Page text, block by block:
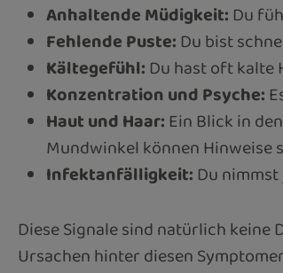
Anhaltende Müdigkeit: Du
Fehlende Puste: Du bist
Kältegefühl: Du hast oft kalte
Konzentration und Psyche:
Haut und Haar:Ein Blick in
Mundwinkel können Hinweise
Infektanfälligkeit: Du
Diese Signale sind natürlich keine
Ursachen hinter diesen